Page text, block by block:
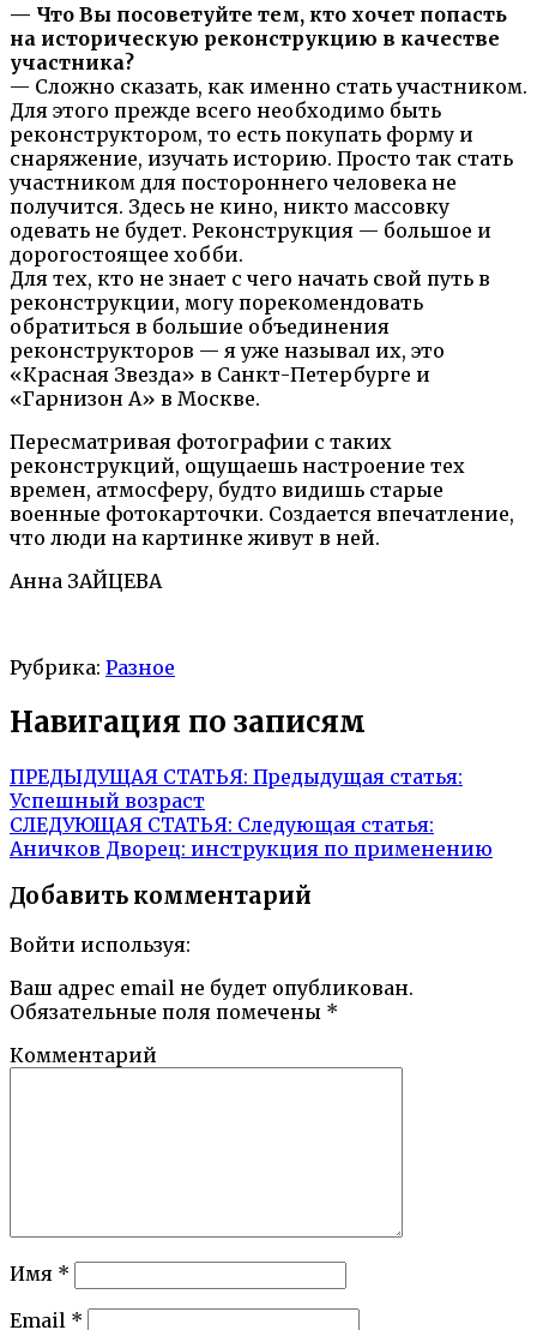
— Что Вы посоветуйте тем, кто хочет попасть
на историческую реконструкцию в качестве
участника?
— Сложно сказать, как именно стать участником.
Для этого прежде всего необходимо быть
реконструктором, то есть покупать форму и
снаряжение, изучать историю. Просто так стать
участником для постороннего человека не
получится. Здесь не кино, никто массовку
одевать не будет. Реконструкция — большое и
дорогостоящее хобби.
Для тех, кто не знает с чего начать свой путь в
реконструкции, могу порекомендовать
обратиться в большие объединения
реконструкторов — я уже называл их, это
«Красная Звезда» в Санкт-Петербурге и
«Гарнизон А» в Москве.
Пересматривая фотографии с таких
реконструкций, ощущаешь настроение тех
времен, атмосферу, будто видишь старые
военные фотокарточки. Создается впечатление,
что люди на картинке живут в ней.
Анна ЗАЙЦЕВА
Рубрика: Разное
Навигация по записям
ПРЕДЫДУЩАЯ СТАТЬЯ: Предыдущая статья:
Успешный возраст
СЛЕДУЮЩАЯ СТАТЬЯ: Следующая статья:
Аничков Дворец: инструкция по применению
Добавить комментарий
Войти используя:
Ваш адрес email не будет опубликован.
Обязательные поля помечены *
Комментарий
Имя *
Email *